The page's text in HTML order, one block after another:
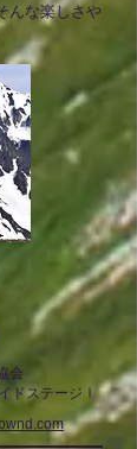
んな楽しさや
会
ドステージⅠ